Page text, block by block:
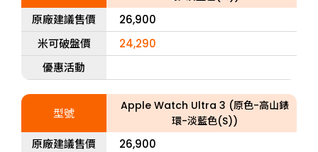
原廠建議售價
26,900
米可破盤價
24,290
優惠活動
型號
Apple Watch Ultra 3 (原色-高山錶
環-淡藍色(S))
原廠建議售價
26,900